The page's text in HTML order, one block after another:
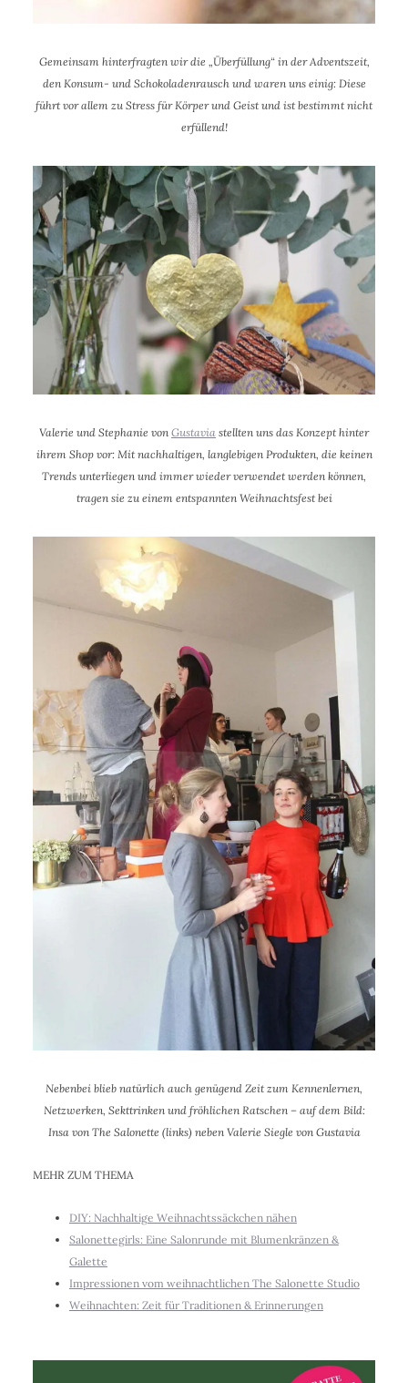
Gemeinsam hinterfragten wir die „Überfüllung“ in der Adventszeit,
den Konsum- und Schokoladenrausch und waren uns einig: Diese
führt vor allem zu Stress für Körper und Geist und ist bestimmt nicht
erfüllend!
Valerie und Stephanie von Gustavia stellten uns das Konzept hinter
ihrem Shop vor: Mit nachhaltigen, langlebigen Produkten, die keinen
Trends unterliegen und immer wieder verwendet werden können,
tragen sie zu einem entspannten Weihnachtsfest bei
Nebenbei blieb natürlich auch genügend Zeit zum Kennenlernen,
Netzwerken, Sekttrinken und fröhlichen Ratschen – auf dem Bild:
Insa von The Salonette (links) neben Valerie Siegle von Gustavia
MEHR ZUM THEMA
DIY: Nachhaltige Weihnachtssäckchen nähen
Salonettegirls: Eine Salonrunde mit Blumenkränzen &
Galette
Impressionen vom weihnachtlichen The Salonette Studio
Weihnachten: Zeit für Traditionen & Erinnerungen